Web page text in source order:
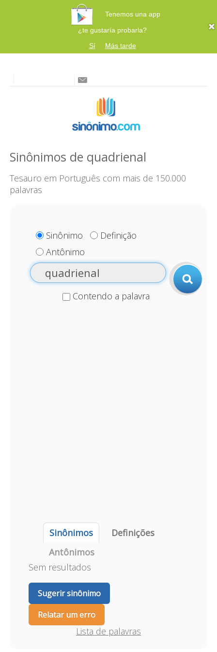
Tenemos una app
¿te gustaría probarla?
Sí
Más tarde
Sinônimos de quadrienal
Tesauro em Português com mais de 150.000
palavras
Sinônimo
Definição
Antônimo
Contendo a palavra
Sinônimos
Definições
Antônimos
Sem resultados
Sugerir sinônimo
Relatar um erro
Lista de palavras